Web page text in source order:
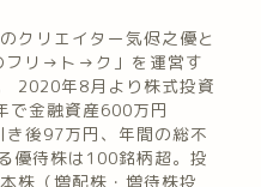
クリエイター気侭之優と
フリ→ト→ク」を運営す
2020年8月より株式投資
で金融資産600万円
後97万円、年間の総不
優待株は100銘柄超。投
株（増配株・増待株投